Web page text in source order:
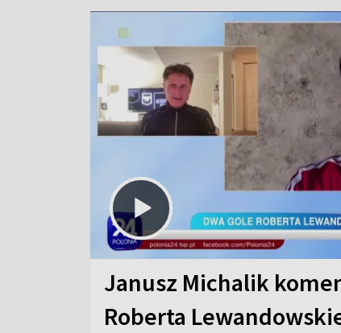
Janusz Michalik
Roberta